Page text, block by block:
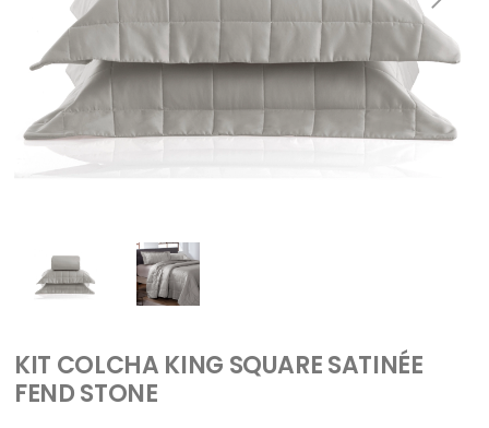
KIT COLCHA KING SQUARE SATINÉE
FEND STONE